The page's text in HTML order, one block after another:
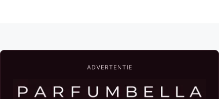
ADVERTENTIE